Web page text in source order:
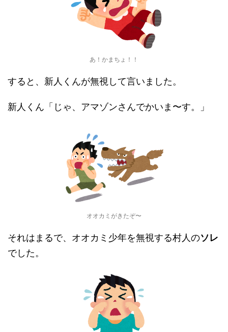
あ！かまちょ！！
すると、新人くんが無視して言いました。
新人くん「じゃ、アマゾンさんでかいま〜す。」
オオカミがきたぞ〜
それはまるで、オオカミ少年を無視する村人のソレ
でした。